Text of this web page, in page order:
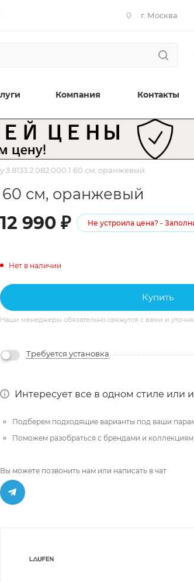
г. Москва
Компания Контакты
60 см, оранжевый
60 см, оранжевый
12 990 ₽ Не устроила цена? -
Нет в наличии
Купить
Наши менеджеры обязательно свяжутся с вами и
Требуется установка
Интересует все в одном стиле или
Подберем подходящие варианты под ваши
Поможем разобраться с брендами и
Вы можете позвонить нам или написать в чат